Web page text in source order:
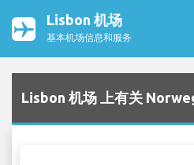
Lisbon 机场
基本机场信息和服务
Lisbon 机场 上有关